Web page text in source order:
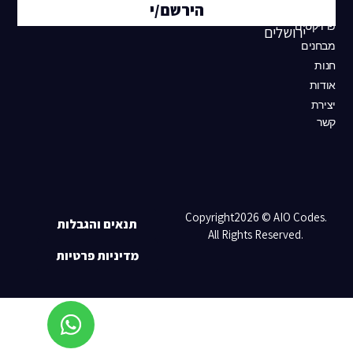
ירושליםפרויקטים
מבחנים
חנות
אודות
יצירת
קשר
הירשם/י
Copyright2026 © AIO Codes.
All Rights Reserved.
תנאים והגבלות
מדיניות פרטיות